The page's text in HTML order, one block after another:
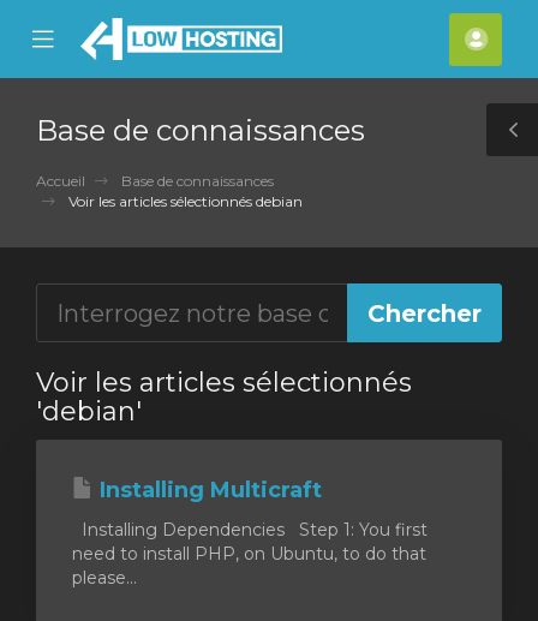
Mobile
Menu
Base de connaissances
Accueil
Base de connaissances
Voir les articles sélectionnés debian
Voir les articles sélectionnés
'debian'
Installing Multicraft
Installing Dependencies Step 1: You first
need to install PHP, on Ubuntu, to do that
please...